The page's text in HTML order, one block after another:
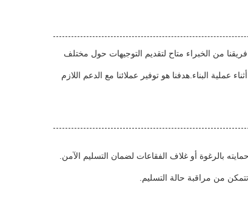
من الخبراء متاح لتقديم التوجيهات حول مختلف
البناء.هدفنا هو توفير عملائنا مع الدعم اللازم
بالرغوة أو غلاف الفقاعات لضمان التسليم الآمن.
من مراقبة حالة التسليم.